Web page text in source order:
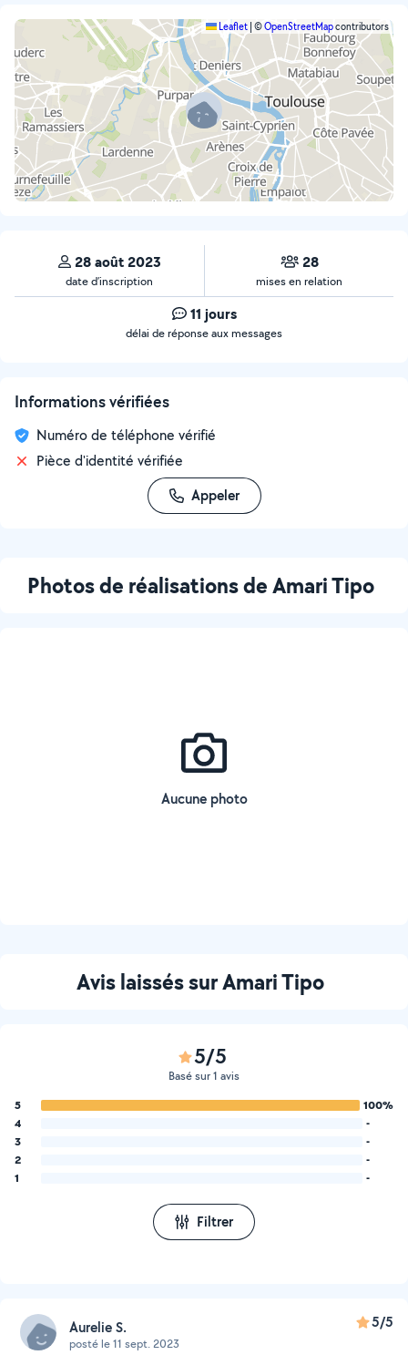
Leaflet ©OpenStreetMapcontributors
28 août 2023
date d’inscription
28
mises en relation
11 jours
délai de réponse aux messages
Informations vérifiées
Numéro de téléphone vérifié
Pièce d'identité vérifiée
Appeler
Photos de réalisations de Amari Tipo
Aucune photo
Avis laissés sur Amari Tipo
5/5
Basé sur 1 avis
5
100%
4
-
3
-
2
-
1
-
Filtrer
Aurelie S.
posté le 11 sept. 2023
5/5